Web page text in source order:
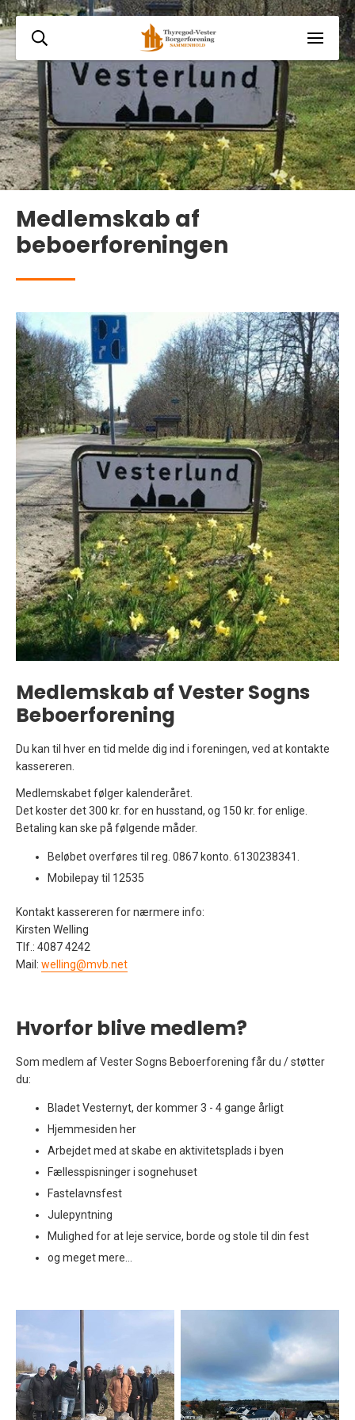
Medlemskab af
beboerforeningen
Medlemskab af Vester Sogns
Beboerforening
Du kan til hver en tid melde dig ind i foreningen, ved at kontakte
kassereren.
Medlemskabet følger kalenderåret.
Det koster det 300 kr. for en husstand, og 150 kr. for enlige.
Betaling kan ske på følgende måder.
Beløbet overføres til reg. 0867 konto. 6130238341.
Mobilepay til 12535
Kontakt kassereren for nærmere info:
Kirsten Welling
Tlf.: 4087 4242
Mail: welling@mvb.net
Hvorfor blive medlem?
Som medlem af Vester Sogns Beboerforening får du / støtter
du:
Bladet Vesternyt, der kommer 3 - 4 gange årligt
Hjemmesiden her
Arbejdet med at skabe en aktivitetsplads i byen
Fællesspisninger i sognehuset
Fastelavnsfest
Julepyntning
Mulighed for at leje service, borde og stole til din fest
og meget mere...